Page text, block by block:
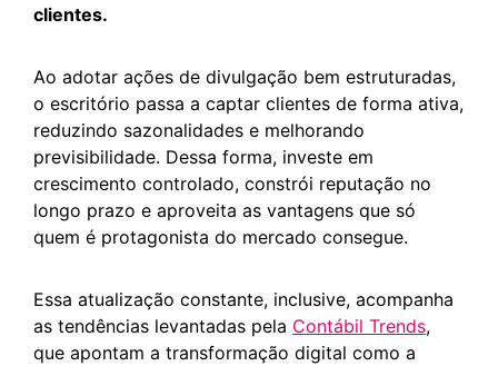
clientes.
Ao adotar ações de divulgação bem estruturadas,
o escritório passa a captar clientes de forma ativa,
reduzindo sazonalidades e melhorando
previsibilidade. Dessa forma, investe em
crescimento controlado, constrói reputação no
longo prazo e aproveita as vantagens que só
quem é protagonista do mercado consegue.
Essa atualização constante, inclusive, acompanha
as tendências levantadas pela Contábil Trends,
que apontam a transformação digital como a